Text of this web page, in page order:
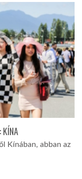
KÍNA
Kínában, abban az